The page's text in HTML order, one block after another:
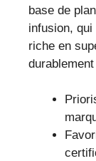
base de
infusion,
riche en